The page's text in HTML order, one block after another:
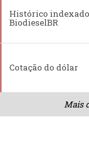
Histórico
BiodieselBR
Cotação do dólar
Mais